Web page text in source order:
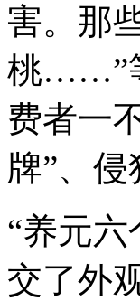
害。那
桃……”
费者一
牌”、
“养元
交了外